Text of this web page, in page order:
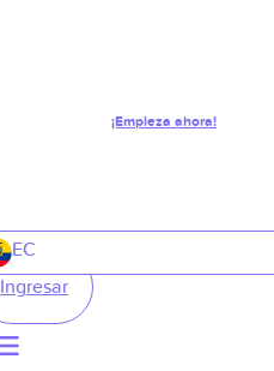
¡Empieza ahora!
EC
Ingresar